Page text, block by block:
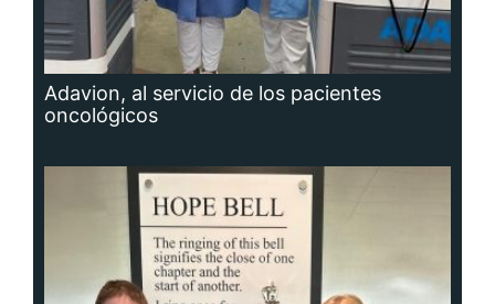
Adavion, al servicio de los pacientes
oncológicos